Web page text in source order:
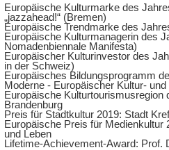
Europäische Kulturmarke des
„jazzahead!“ (Bremen)
Europäische Trendmarke des
Europäische Kulturmanagerin des
Nomadenbiennale Manifesta)
Europäischer Kulturinvestor des
in der Schweiz)
Europäisches Bildungsprogramm
Moderne - Europäischer Kultur-
Europäische Kulturtourismusregion
Brandenburg
Preis für Stadtkultur 2019: Stadt
Europäische Preis für
und Leben
Lifetime-Achievement-Award: Prof.